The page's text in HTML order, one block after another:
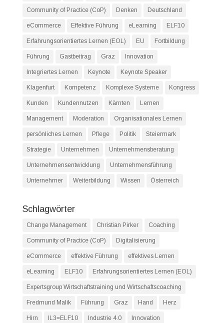
Community of Practice (CoP) Denken Deutschland
eCommerce Effektive Führung eLearning ELF10
Erfahrungsorientiertes Lernen (EOL) EU Fortbildung
Führung Gastbeitrag Graz Innovation
Integriertes Lernen Keynote Keynote Speaker
Klagenfurt Kompetenz Komplexe Systeme Kongress
Kunden Kundennutzen Kärnten Lernen
Management Moderation Organisationales Lernen
persönliches Lernen Pflege Politik Steiermark
Strategie Unternehmen Unternehmensberatung
Unternehmensentwicklung Unternehmensführung
Unternehmer Weiterbildung Wissen Österreich
Schlagwörter
Change Management Christian Pirker Coaching
Community of Practice (CoP) Digitalisierung
eCommerce effektive Führung effektives Lernen
eLearning ELF10 Erfahrungsorientiertes Lernen (EOL)
Expertsgroup Wirtschaftstraining und Wirtschaftscoaching
Fredmund Malik Führung Graz Hand Herz
Hirn IL3=ELF10 Industrie 4.0 Innovation